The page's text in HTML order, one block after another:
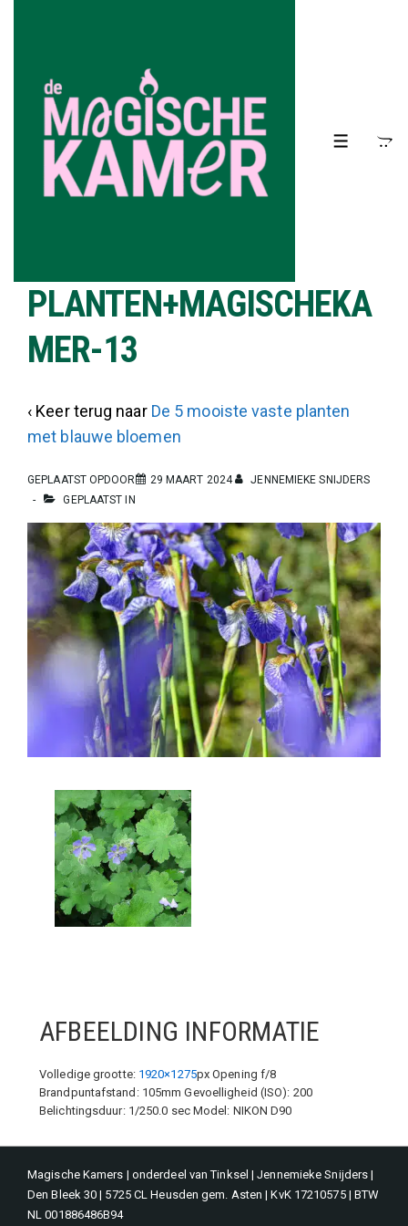
hoofdinhoud
MENU
PLANTEN+MAGISCHEKA
MER-13
‹ Keer terug naar De 5 mooiste vaste planten
met blauwe bloemen
GEPLAATST OPDOOR 29 MAART 2024
JENNEMIEKE SNIJDERS
GEPLAATST IN
AFBEELDING INFORMATIE
Volledige grootte: 1920×1275px Opening f/8
Brandpuntafstand: 105mm Gevoelligheid (ISO): 200
Belichtingsduur: 1/250.0 sec Model: NIKON D90
Magische Kamers | onderdeel van Tinksel | Jennemieke Snijders |
Den Bleek 30 | 5725 CL Heusden gem. Asten | KvK 17210575 | BTW
NL 001886486B94